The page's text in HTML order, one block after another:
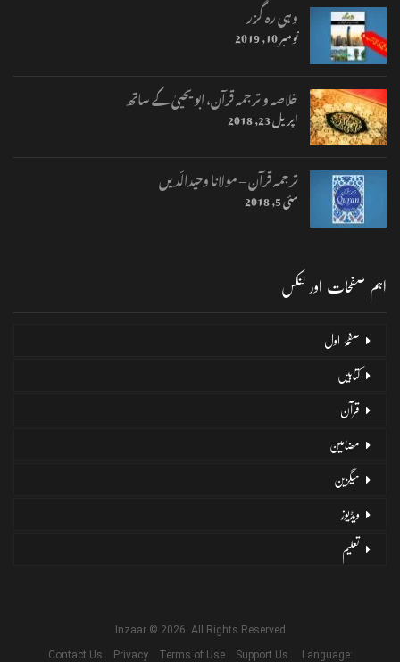
وہی رہ گزر
نومبر 10, 2019
خلاصہ و ترجمہ قرآن، ابو یحییٰ کے ساتھ
اپریل 23, 2018
ترجمہ قرآن – مولانا وحیدالّدیں
مئی 5, 2018
اہم صفحات اور لنکس
صفحۂ اول
کتابیں
قرآن
مضامین
میگزین
ویڈیوز
تعلیم
Inzaar © 2026. All Rights Reserved
Contact Us
Privacy Terms of Use Support Us Language: